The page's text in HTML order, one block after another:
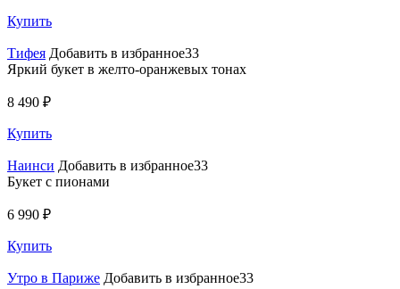
Купить
Тифея Добавить в избранное33
Яркий букет в желто-оранжевых тонах
8 490 ₽
Купить
Наинси Добавить в избранное33
Букет с пионами
6 990 ₽
Купить
Утро в Париже Добавить в избранное33